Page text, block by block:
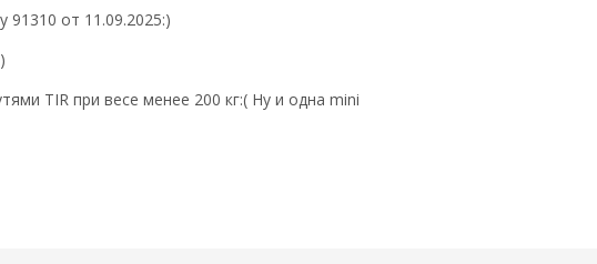
91310 от 11.09.2025:)
TIR при весе менее 200 кг:( Ну и одна mini